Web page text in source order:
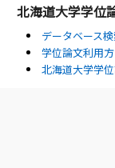
北海道大学学位
データベース
学位論文利用
北海道大学学